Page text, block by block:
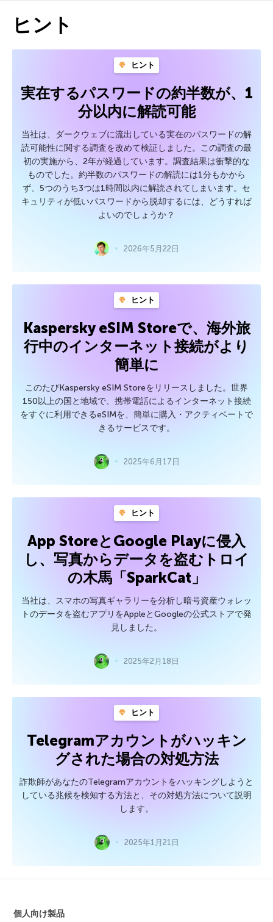
ヒント
ヒント
実在するパスワードの約半数が、1
分以内に解読可能
当社は、ダークウェブに流出している実在のパスワードの解
読可能性に関する調査を改めて検証しました。この調査の最
初の実施から、2年が経過しています。調査結果は衝撃的な
ものでした。約半数のパスワードの解読には1分もかから
ず、5つのうち3つは1時間以内に解読されてしまいます。セ
キュリティが低いパスワードから脱却するには、どうすれば
よいのでしょうか？
2026年5月22日
ヒント
Kaspersky eSIM Storeで、海外旅
行中のインターネット接続がより
簡単に
このたびKaspersky eSIM Storeをリリースしました。世界
150以上の国と地域で、携帯電話によるインターネット接続
をすぐに利用できるeSIMを、簡単に購入・アクティベートで
きるサービスです。
2025年6月17日
ヒント
App StoreとGoogle Playに侵入
し、写真からデータを盗むトロイ
の木馬「SparkCat」
当社は、スマホの写真ギャラリーを分析し暗号資産ウォレッ
トのデータを盗むアプリをAppleとGoogleの公式ストアで発
見しました。
2025年2月18日
ヒント
Telegramアカウントがハッキン
グされた場合の対処方法
詐欺師があなたのTelegramアカウントをハッキングしようと
している兆候を検知する方法と、その対処方法について説明
します。
2025年1月21日
個人向け製品